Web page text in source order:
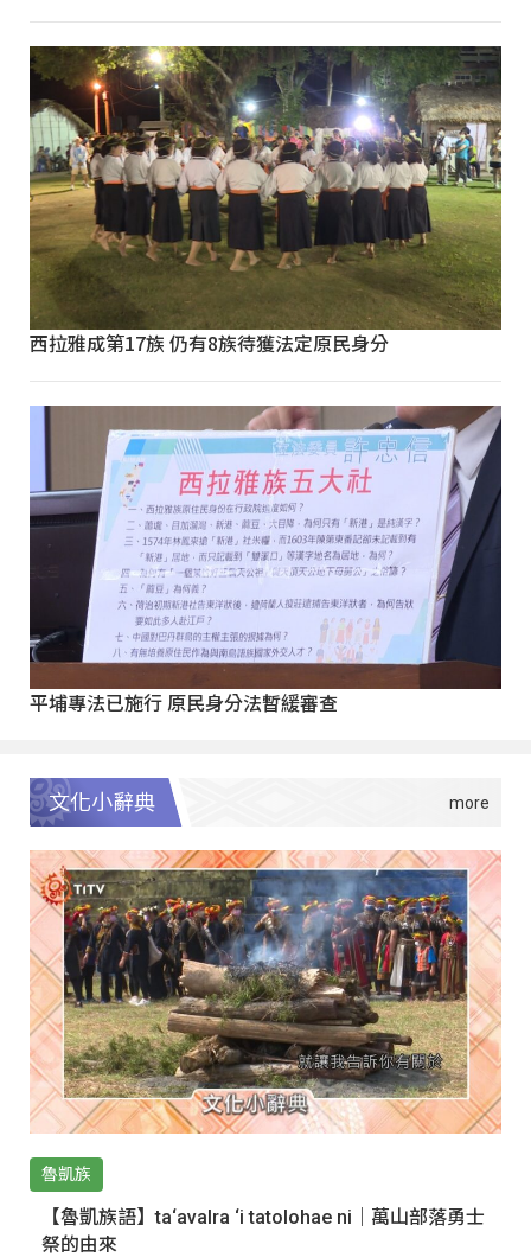
西拉雅成第17族 仍有8族待獲法定原民身分
平埔專法已施行 原民身分法暫緩審查
文化小辭典
魯凱族
【魯凱族語】ta‘avalra ‘i tatolohae ni｜萬山部落勇士
祭的由來